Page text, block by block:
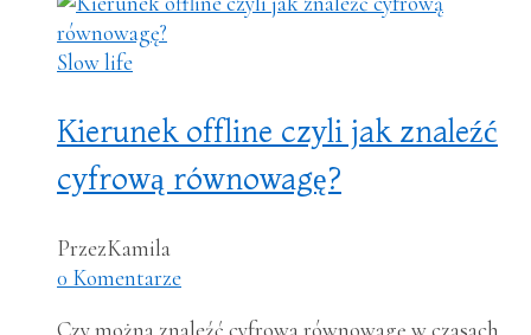
Slow life
Kierunek offline czyli jak znaleźć
cyfrową równowagę?
PrzezKamila
0 Komentarze